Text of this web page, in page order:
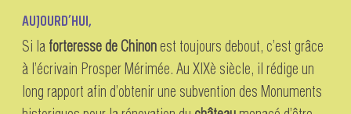
AUJOURD’HUI,
Si la forteresse de Chinon est toujours debout, c’est grâce
à l’écrivain Prosper Mérimée. Au XIXè siècle, il rédige un
long rapport afin d’obtenir une subvention des Monuments